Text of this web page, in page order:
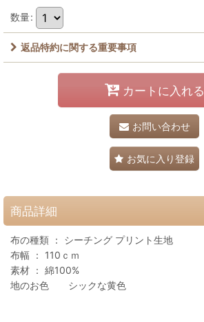
数量:
返品特約に関する重要事項
カートに入れる
お問い合わせ
お気に入り登録
商品詳細
布の種類 ： シーチング プリント生地
布幅 ： 110ｃｍ
素材 ： 綿100%
地のお色 シックな黄色